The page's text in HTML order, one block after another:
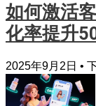
如何激活
化率提升
2025年9月2日